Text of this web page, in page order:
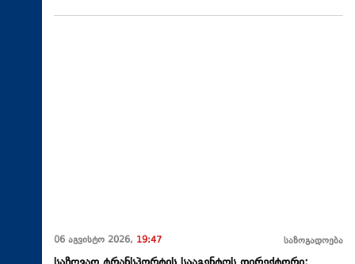
06 აგვისტო 2026, 19:47 საზოგადოება